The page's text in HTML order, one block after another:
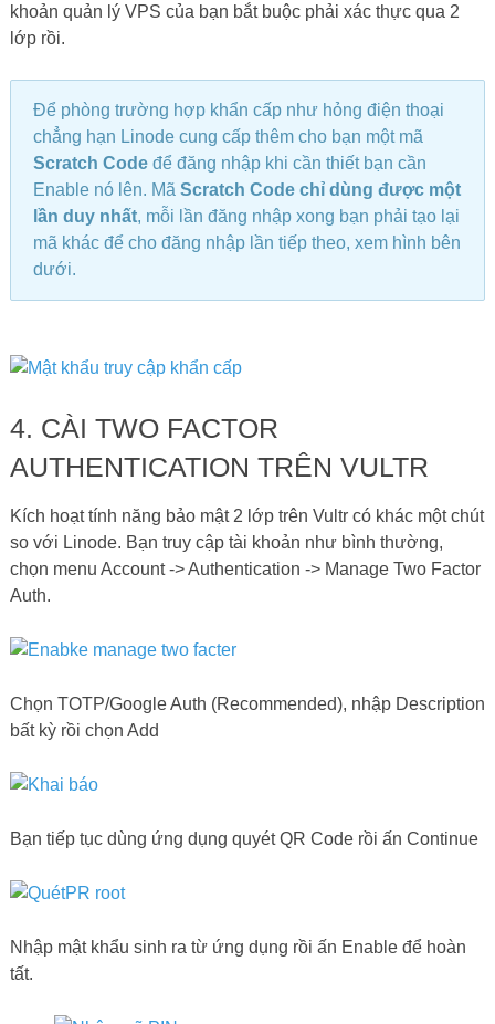
khoản quản lý VPS của bạn bắt buộc phải xác thực qua 2
lớp rồi.
Để phòng trường hợp khẩn cấp như hỏng điện thoại
chẳng hạn Linode cung cấp thêm cho bạn một mã
Scratch Codeđể đăng nhập khi cần thiết bạn cần
Enable nó lên. Mã Scratch Code chỉ dùng được một
lần duy nhất, mỗi lần đăng nhập xong bạn phải tạo lại
mã khác để cho đăng nhập lần tiếp theo, xem hình bên
dưới.
4. CÀI TWO FACTOR
AUTHENTICATION TRÊN VULTR
Kích hoạt tính năng bảo mật 2 lớp trên Vultr có khác một chút
so với Linode. Bạn truy cập tài khoản như bình thường,
chọn menu Account -> Authentication -> Manage Two Factor
Auth.
Chọn TOTP/Google Auth (Recommended), nhập Description
bất kỳ rồi chọn Add
Bạn tiếp tục dùng ứng dụng quyét QR Code rồi ấn Continue
Nhập mật khẩu sinh ra từ ứng dụng rồi ấn Enable để hoàn
tất.